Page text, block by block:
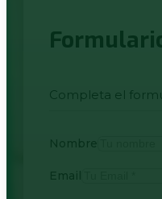
Completa el
Nombre
Email